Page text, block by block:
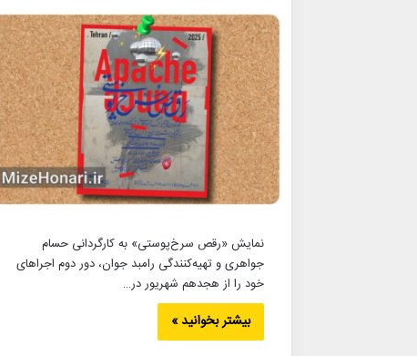
نمایش «رقص سرخ‌پوستی» به کارگردانی حسام
جواهری و تهیه‌کنندگی رامبد جوان، دور دوم اجراهای
خود را از هجدهم شهریور در…
بیشتر بخوانید »